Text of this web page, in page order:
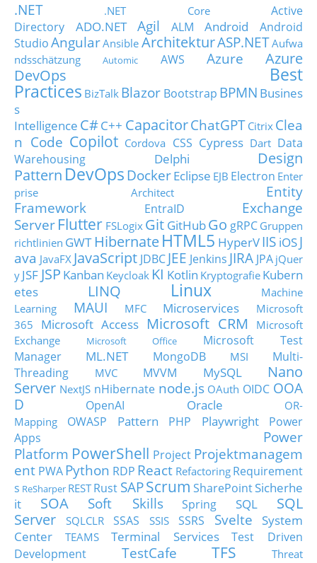
.NET .NET Core
Active
Directory
ADO.NET Agil ALM Android
Android
StudioAngularAnsible ArchitekturASP.NETAufwa
ndsschätzung
Automic AWS Azure
Azure
DevOps
Best
Practices BizTalk Blazor Bootstrap BPMN Busines
s
Intelligence C#C++ CapacitorChatGPT Citrix Clea
n Code Copilot Cordova CSS Cypress Dart Data
Warehousing
Delphi
Design
Pattern DevOps DockerEclipse EJB Electron Enter
prise Architect
Entity
Framework
EntraID
Exchange
Server Flutter FSLogix Git GitHubGo gRPC Gruppen
richtlinien GWT HibernateHTML5 HyperVIIS iOSJ
ava JavaFX JavaScript JDBC JEE Jenkins JIRA JPA jQuer
y JSF JSP Kanban Keycloak KI Kotlin Kryptografie Kubern
etes
LINQ Linux
Machine
Learning
MAUI MFC Microservices
Microsoft
365
Microsoft Access Microsoft CRM
Microsoft
Exchange
Microsoft Office
Microsoft Test
Manager
ML.NET MongoDB MSI
Multi-
Threading
MVC MVVM MySQL
Nano
Server NextJS nHibernate node.js OAuth OIDC OOA
D
OpenAI Oracle
OR-
Mapping
OWASP Pattern PHP Playwright
Power
Apps
Power
Platform PowerShell Project Projektmanagem
ent PWA Python RDP React Refactoring Requirement
s ReSharper RESTRust SAPScrum SharePointSicherhe
it
SOA Soft Skills Spring SQL
SQL
Server
SQLCLR SSAS SSIS SSRS Svelte
System
Center
TEAMS Terminal Services
Test Driven
Development
TestCafe TFS
Threat